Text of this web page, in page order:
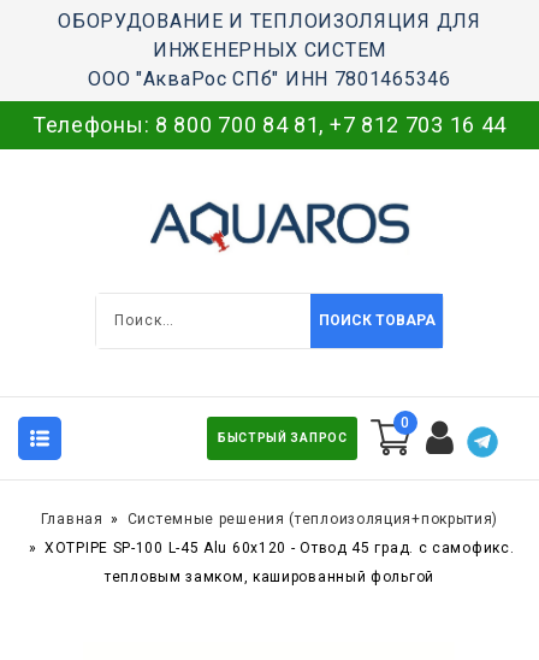
ОБОРУДОВАНИЕ И ТЕПЛОИЗОЛЯЦИЯ ДЛЯ
ИНЖЕНЕРНЫХ СИСТЕМ
ООО "АкваРос СПб" ИНН 7801465346
Телефоны: 8 800 700 84 81, +7 812 703 16 44
ПОИСК ТОВАРА
БЫСТРЫЙ ЗАПРОС
0
Главная
Системные решения (теплоизоляция+покрытия)
XOTPIPE SP-100 L-45 Alu 60x120 - Отвод 45 град. c самофикс.
тепловым замком, кашированный фольгой